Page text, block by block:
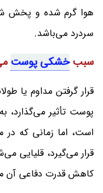
هوا گرم شده و پخش
سردرد می‌باشد.
سببخشکی پوست
قرار گرفتن مداوم یا
است، اما زمانی که
قرار می‌گیرد،
کاهش قدرت دفاعی آن